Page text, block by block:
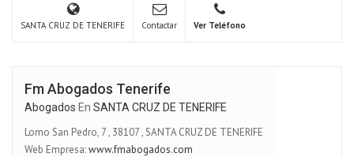
SANTA CRUZ DE TENERIFE Contactar Ver Teléfono
Fm Abogados Tenerife
Abogados En SANTA CRUZ DE TENERIFE
Lomo San Pedro, 7, 38107,SANTA CRUZ DE TENERIFE
Web Empresa:www.fmabogados.com